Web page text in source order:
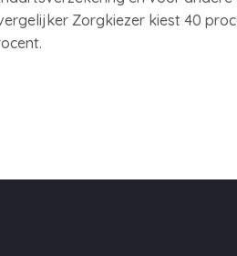
Zorgkiezer kiest 40